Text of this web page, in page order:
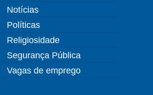
Notícias
Políticas
Religiosidade
Segurança Pública
Vagas de emprego